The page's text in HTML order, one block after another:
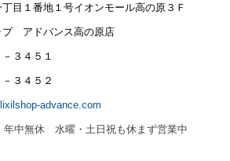
目１番地１号イオンモール高の原３Ｆ
プ アドバンス高の原店
３４５１
３４５２
advance.com
中無休 水曜・土日祝も休まず営業中